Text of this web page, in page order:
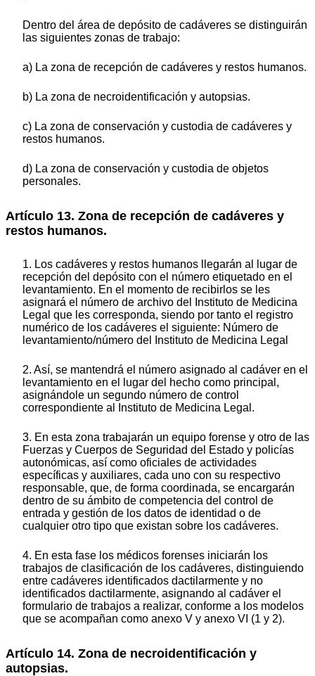
Dentro del área de depósito de cadáveres se distinguirán
las siguientes zonas de trabajo:
a) La zona de recepción de cadáveres y restos humanos.
b) La zona de necroidentificación y autopsias.
c) La zona de conservación y custodia de cadáveres y
restos humanos.
d) La zona de conservación y custodia de objetos
personales.
Artículo 13. Zona de recepción de cadáveres y
restos humanos.
1. Los cadáveres y restos humanos llegarán al lugar de
recepción del depósito con el número etiquetado en el
levantamiento. En el momento de recibirlos se les
asignará el número de archivo del Instituto de Medicina
Legal que les corresponda, siendo por tanto el registro
numérico de los cadáveres el siguiente: Número de
levantamiento/número del Instituto de Medicina Legal
2. Así, se mantendrá el número asignado al cadáver en el
levantamiento en el lugar del hecho como principal,
asignándole un segundo número de control
correspondiente al Instituto de Medicina Legal.
3. En esta zona trabajarán un equipo forense y otro de las
Fuerzas y Cuerpos de Seguridad del Estado y policías
autonómicas, así como oficiales de actividades
específicas y auxiliares, cada uno con su respectivo
responsable, que, de forma coordinada, se encargarán
dentro de su ámbito de competencia del control de
entrada y gestión de los datos de identidad o de
cualquier otro tipo que existan sobre los cadáveres.
4. En esta fase los médicos forenses iniciarán los
trabajos de clasificación de los cadáveres, distinguiendo
entre cadáveres identificados dactilarmente y no
identificados dactilarmente, asignando al cadáver el
formulario de trabajos a realizar, conforme a los modelos
que se acompañan como anexo V y anexo VI (1 y 2).
Artículo 14. Zona de necroidentificación y
autopsias.